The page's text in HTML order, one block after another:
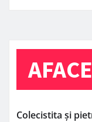
Colecistita și